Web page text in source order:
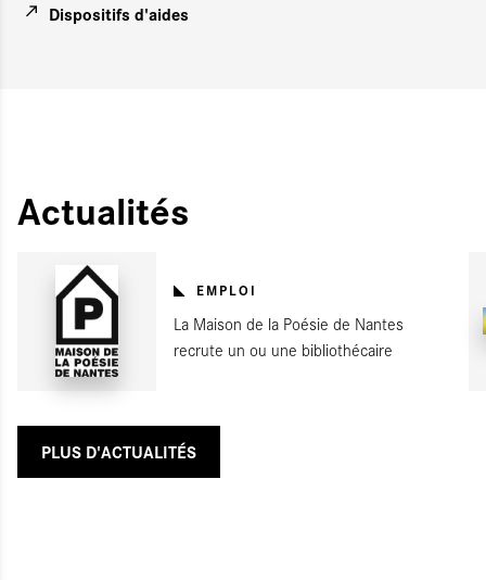
Dispositifs d'aides
Actualités
EMPLOI
La Maison de la Poésie de Nantes
recrute un ou une bibliothécaire
PLUS D'ACTUALITÉS